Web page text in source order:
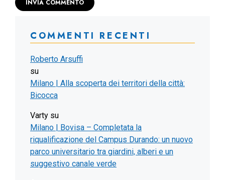
COMMENTI RECENTI
Roberto Arsuffi
su
Milano | Alla scoperta dei territori della città:
Bicocca
Varty su
Milano | Bovisa – Completata la
riqualificazione del Campus Durando: un nuovo
parco universitario tra giardini, alberi e un
suggestivo canale verde